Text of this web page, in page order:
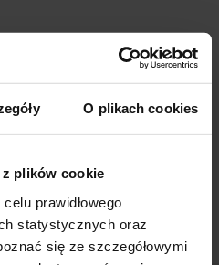
O plikach cookies
plików cookie
prawidłowego
statystycznych oraz
się ze szczegółowymi